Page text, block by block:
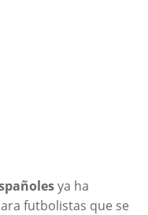
ya ha
futbolistas que se